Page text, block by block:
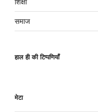
समाज
हाल ही की टिप्पणियाँ
मेटा